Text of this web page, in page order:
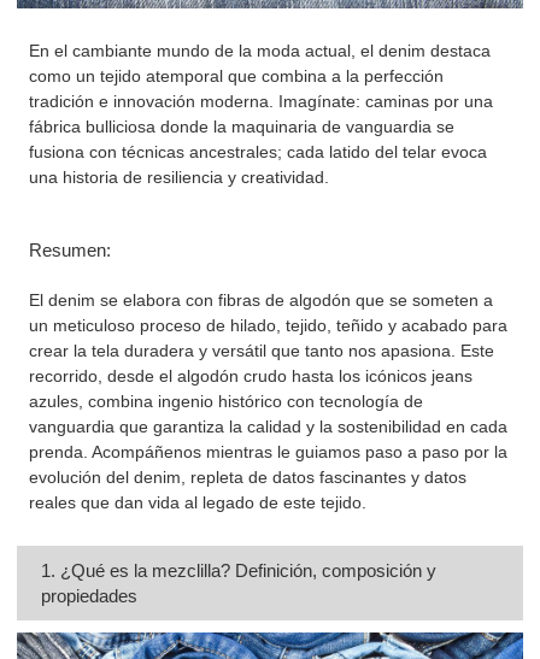
En el cambiante mundo de la moda actual, el denim destaca
como un tejido atemporal que combina a la perfección
tradición e innovación moderna. Imagínate: caminas por una
fábrica bulliciosa donde la maquinaria de vanguardia se
fusiona con técnicas ancestrales; cada latido del telar evoca
una historia de resiliencia y creatividad.
Resumen:
El denim se elabora con fibras de algodón que se someten a
un meticuloso proceso de hilado, tejido, teñido y acabado para
crear la tela duradera y versátil que tanto nos apasiona. Este
recorrido, desde el algodón crudo hasta los icónicos jeans
azules, combina ingenio histórico con tecnología de
vanguardia que garantiza la calidad y la sostenibilidad en cada
prenda. Acompáñenos mientras le guiamos paso a paso por la
evolución del denim, repleta de datos fascinantes y datos
reales que dan vida al legado de este tejido.
1. ¿Qué es la mezclilla? Definición, composición y
propiedades